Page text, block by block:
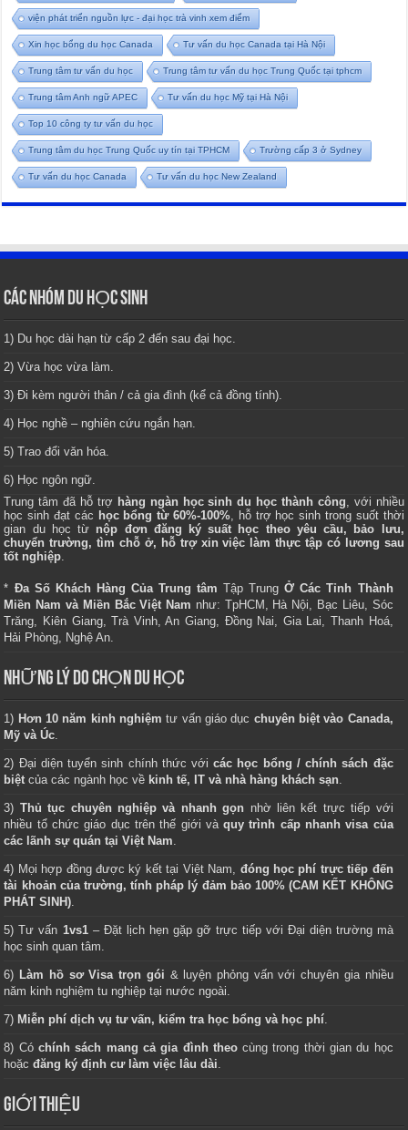
viện phát triển nguồn lực - đại học trà vinh xem điểm
Xin học bổng du học Canada Tư vấn du học Canada tại Hà Nội
Trung tâm tư vấn du học Trung tâm tư vấn du học Trung Quốc tại tphcm
Trung tâm Anh ngữ APEC Tư vấn du học Mỹ tại Hà Nội
Top 10 công ty tư vấn du học
Trung tâm du học Trung Quốc uy tín tại TPHCM Trường cấp 3 ở Sydney
Tư vấn du học Canada Tư vấn du học New Zealand
CÁC NHÓM DU HỌC SINH
1) Du học dài hạn từ cấp 2 đến sau đại học.
2) Vừa học vừa làm.
3) Đi kèm người thân / cả gia đình (kể cả đồng tính).
4) Học nghề – nghiên cứu ngắn hạn.
5) Trao đổi văn hóa.
6) Học ngôn ngữ.
Trung tâm đã hỗ trợ hàng ngàn học sinh du học thành công, với nhiều
học sinh đạt các học bổng từ 60%-100%, hỗ trợ học sinh trong suốt thời
gian du học từ nộp đơn đăng ký suất học theo yêu cầu, bảo lưu,
chuyển trường, tìm chỗ ở, hỗ trợ xin việc làm thực tập có lương sau
tốt nghiệp.
* Đa Số Khách Hàng Của Trung tâm Tập TrungỞ Các Tỉnh Thành
Miền Nam và Miền Bắc Việt Nam như: TpHCM, Hà Nội, Bạc Liêu, Sóc
Trăng, Kiên Giang, Trà Vinh, An Giang, Đồng Nai, Gia Lai, Thanh Hoá,
Hải Phòng, Nghệ An.
NHỮNG LÝ DO CHỌN DU HỌC
1) Hơn 10 năm kinh nghiệm tư vấn giáo dục chuyên biệt vào Canada,
Mỹ và Úc.
2) Đại diện tuyển sinh chính thức vớicác học bổng / chính sách đặc
biệt của các ngành học về kinh tế, IT và nhà hàng khách sạn.
3) Thủ tục chuyên nghiệp và nhanh gọn nhờ liên kết trực tiếp với
nhiều tổ chức giáo dục trên thế giới vàquy trình cấp nhanh visa của
các lãnh sự quán tại Việt Nam.
4) Mọi hợp đồng được ký kết tại Việt Nam, đóng học phí trực tiếp đến
tài khoản của trường, tính pháp lý đảm bảo 100% (CAM KẾT KHÔNG
PHÁT SINH).
5) Tư vấn 1vs1– Đặt lịch hẹn gặp gỡ trực tiếp với Đại diện trường mà
học sinh quan tâm.
6) Làm hồ sơ Visa trọn gói & luyện phỏng vấn với chuyên gia nhiều
năm kinh nghiệm tu nghiệp tại nước ngoài.
7) Miễn phí dịch vụ tư vấn, kiểm tra học bổng và học phí.
8) Cóchính sách mang cả gia đình theocùng trong thời gian du học
hoặcđăng ký định cư làm việc lâu dài.
GIỚI THIỆU